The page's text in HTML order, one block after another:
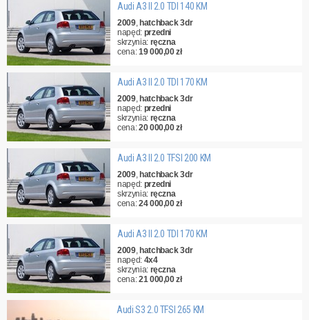
Audi A3 II 2.0 TDI 140 KM
2009, hatchback 3dr
napęd: przedni
skrzynia: ręczna
cena:19 000,00 zł
Audi A3 II 2.0 TDI 170 KM
2009, hatchback 3dr
napęd: przedni
skrzynia: ręczna
cena:20 000,00 zł
Audi A3 II 2.0 TFSI 200 KM
2009, hatchback 3dr
napęd: przedni
skrzynia: ręczna
cena:24 000,00 zł
Audi A3 II 2.0 TDI 170 KM
2009, hatchback 3dr
napęd: 4x4
skrzynia: ręczna
cena:21 000,00 zł
Audi S3 2.0 TFSI 265 KM